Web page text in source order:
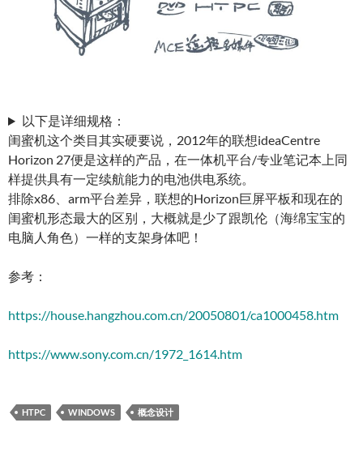
以下是详细规格：
闺蜜机这个类目其实硬要说，2012年的联想ideaCentre
Horizon 27便是这样的产品，在一体机平台/专业笔记本上同
样提供具有一定续航能力的电池供电系统。
排除x86、arm平台差异，联想的Horizon巨屏平板和现在的
闺蜜机形态最大的区别，大概就是少了跟凯伦（海绵宝宝的
电脑人角色）一样的支架身体吧！
参考：
https://house.hangzhou.com.cn/20050801/ca1000458.htm
https://www.sony.com.cn/1972_1614.htm
HTPC WINDOWS 概念设计